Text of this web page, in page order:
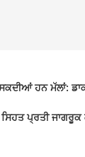
ਹਨ ਮੱਲਾਂ:
ਪ੍ਰਤੀ